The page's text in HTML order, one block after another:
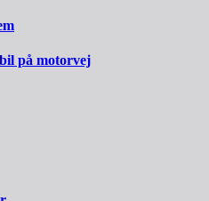
på motorvej